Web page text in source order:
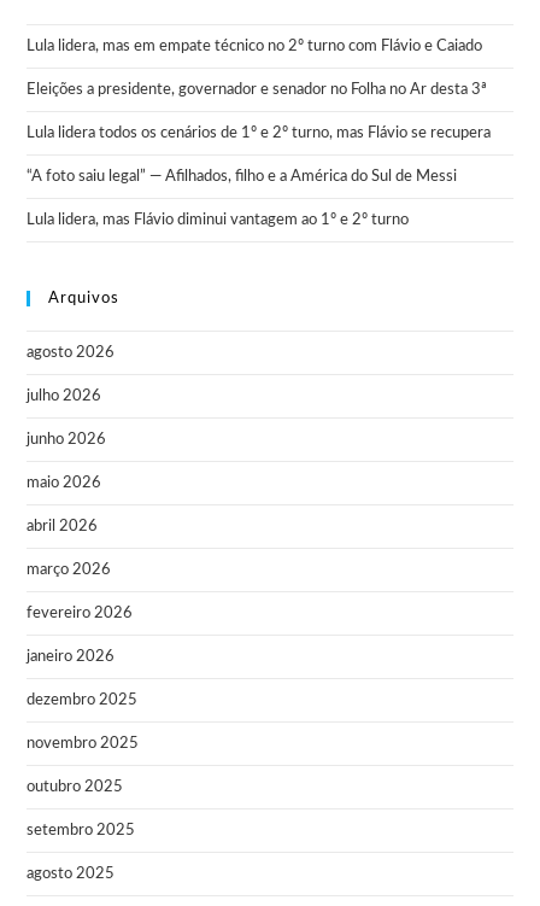
Lula lidera, mas em empate técnico no 2º turno com Flávio e Caiado
Eleições a presidente, governador e senador no Folha no Ar desta 3ª
Lula lidera todos os cenários de 1º e 2º turno, mas Flávio se recupera
“A foto saiu legal” — Afilhados, filho e a América do Sul de Messi
Lula lidera, mas Flávio diminui vantagem ao 1º e 2º turno
Arquivos
agosto 2026
julho 2026
junho 2026
maio 2026
abril 2026
março 2026
fevereiro 2026
janeiro 2026
dezembro 2025
novembro 2025
outubro 2025
setembro 2025
agosto 2025